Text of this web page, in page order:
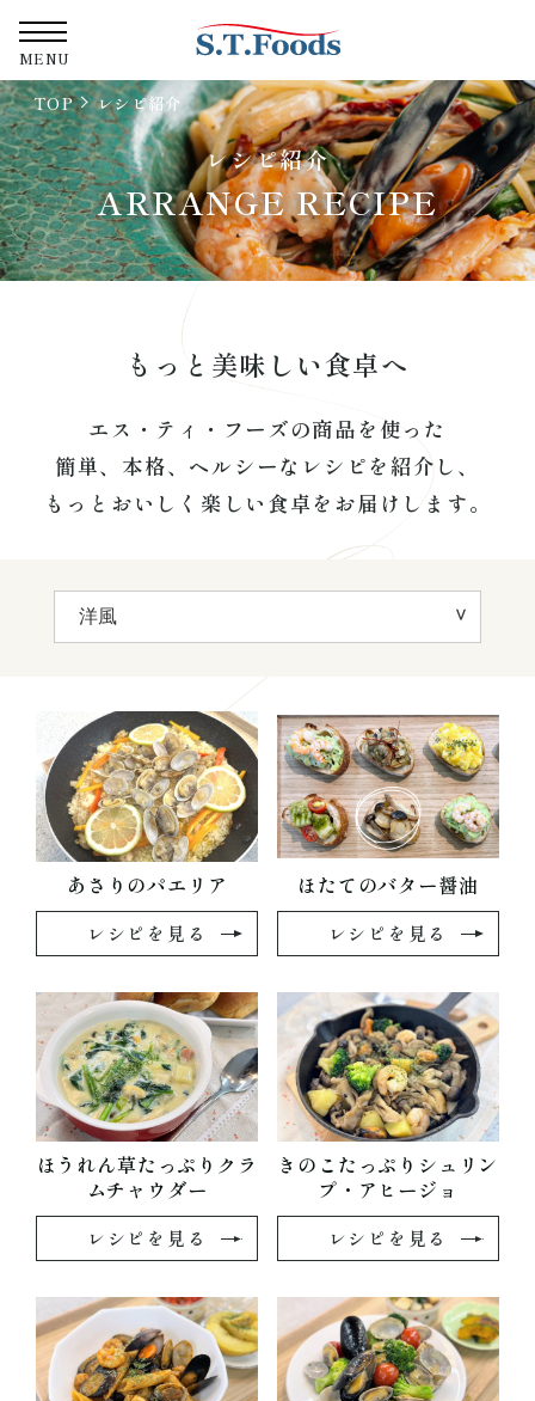
MENU
株式会社エス・テ
TOP レシピ紹介
レシピ紹介
ARRANGE RECIPE
もっと美味しい食卓へ
エス・ティ・フーズの商品を使った
簡単、本格、ヘルシーなレシピを紹介し、
もっとおいしく楽しい食卓をお届けします。
あさりのパエリア
レシピを見る
ほたてのバター醤油
レシピを見る
ほうれん草たっぷりクラ
ムチャウダー
レシピを見る
きのこたっぷりシュリン
プ・アヒージョ
レシピを見る